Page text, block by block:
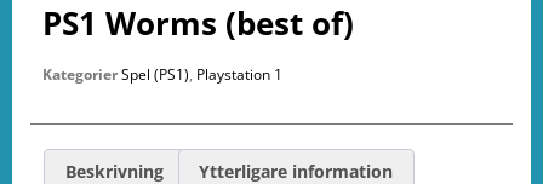
PS1 Worms (best of)
KategorierSpel (PS1), Playstation 1
Beskrivning Ytterligare information